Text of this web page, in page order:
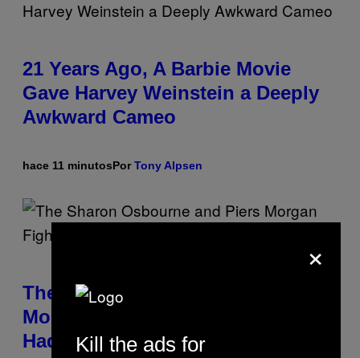
21 Years Ago, A Barbie Movie
Gave Harvey Weinstein a Deeply
Awkward Cameo
hace 11 minutosPorTony Alpsen
The Sharon Osbourne and Piers
Morgan Fight That Jerry Springer
Had to Break Up
×
Kill the ads for